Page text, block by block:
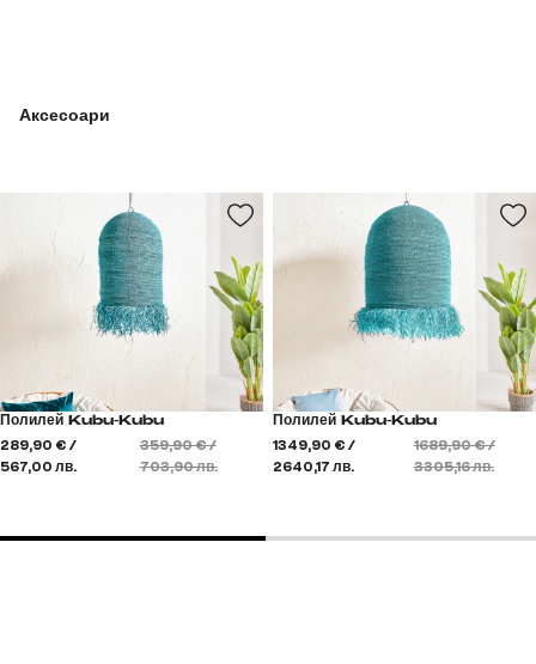
Аксесоари
Полилей Kubu-Kubu
289,90 € /
567,00 лв.
359,90 € /
703,90 лв.
Полилей Kubu-Kubu
1349,90 € /
2640,17 лв.
1689,90 € /
3305,16 лв.